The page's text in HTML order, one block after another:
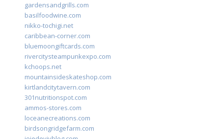
gardensandgrills.com
basilfoodwine.com
nikko-tochigi.net
caribbean-corner.com
bluemoongiftcards.com
rivercitysteampunkexpo.com
kchoops.net
mountainsideskateshop.com
kirtlandcitytavern.com
301nutritionspot.com
ammos-stores.com
loceanecreations.com
birdsongridgefarm.com